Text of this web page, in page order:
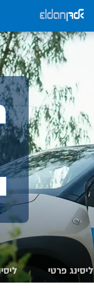
ליסינג פרטי